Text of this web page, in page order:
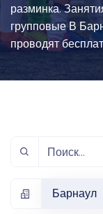
разминка.
групповые В
проводят
Барнаул